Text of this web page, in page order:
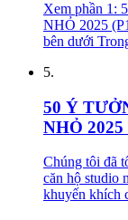
Xem phần 1:
NHỎ 2025
bên dưới
5.
50 Ý
NHỎ 2025
Chúng tôi đã
căn hộ studio
khuyến khích